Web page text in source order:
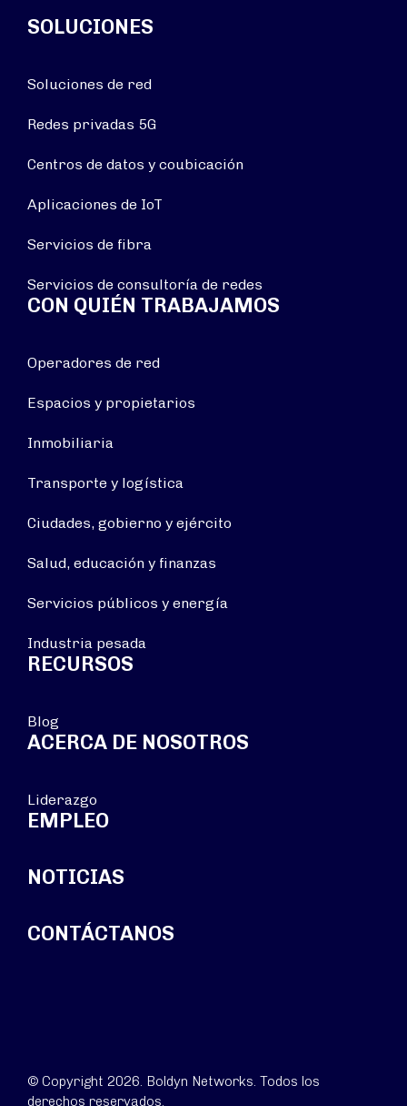
SOLUCIONES
Soluciones de red
Redes privadas 5G
Centros de datos y coubicación
Aplicaciones de IoT
Servicios de fibra
Servicios de consultoría de redes
CON QUIÉN TRABAJAMOS
Operadores de red
Espacios y propietarios
Inmobiliaria
Transporte y logística
Ciudades, gobierno y ejército
Salud, educación y finanzas
Servicios públicos y energía
Industria pesada
RECURSOS
Blog
ACERCA DE NOSOTROS
Liderazgo
EMPLEO
NOTICIAS
CONTÁCTANOS
© Copyright 2026. Boldyn Networks. Todos los
derechos reservados.